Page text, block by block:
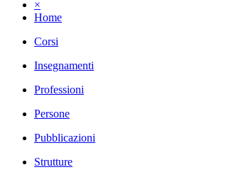
×
Home
Corsi
Insegnamenti
Professioni
Persone
Pubblicazioni
Strutture